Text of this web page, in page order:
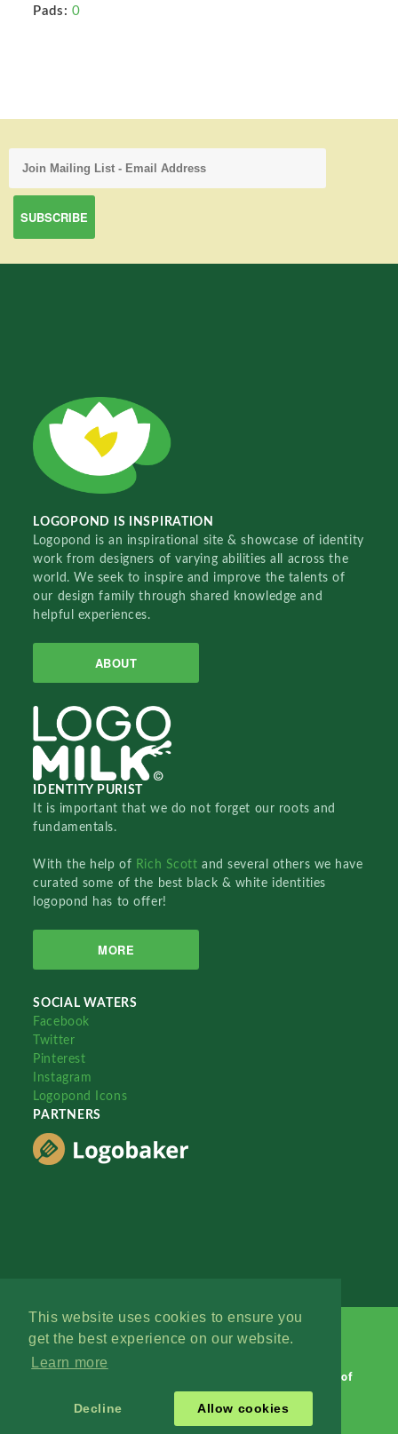
This website uses cookies to ensure you
get the best experience on our website.
Learn more
Decline Allow cookies
Pads: 0
LOGOPOND IS INSPIRATION
Logopond is an inspirational site & showcase of identity
work from designers of varying abilities all across the
world. We seek to inspire and improve the talents of
our design family through shared knowledge and
helpful experiences.
ABOUT
IDENTITY PURIST
It is important that we do not forget our roots and
fundamentals.
With the help of Rich Scottand several others we have
curated some of the best black & white identities
logopond has to offer!
MORE
SOCIAL WATERS
Facebook
Twitter
Pinterest
Instagram
Logopond Icons
PARTNERS
Terms of